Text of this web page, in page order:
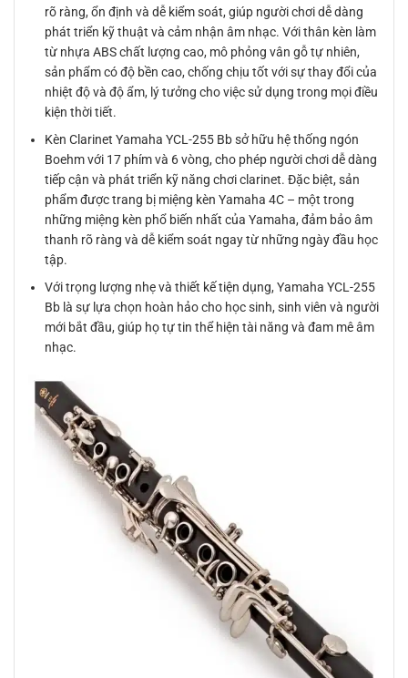
rõ ràng, ổn định và dễ kiểm soát, giúp người chơi dễ dàng
phát triển kỹ thuật và cảm nhận âm nhạc. Với thân kèn làm
từ nhựa ABS chất lượng cao, mô phỏng vân gỗ tự nhiên,
sản phẩm có độ bền cao, chống chịu tốt với sự thay đổi của
nhiệt độ và độ ẩm, lý tưởng cho việc sử dụng trong mọi điều
kiện thời tiết.
Kèn Clarinet Yamaha YCL-255 Bb sở hữu hệ thống ngón
Boehm với 17 phím và 6 vòng, cho phép người chơi dễ dàng
tiếp cận và phát triển kỹ năng chơi clarinet. Đặc biệt, sản
phẩm được trang bị miệng kèn Yamaha 4C – một trong
những miệng kèn phổ biến nhất của Yamaha, đảm bảo âm
thanh rõ ràng và dễ kiểm soát ngay từ những ngày đầu học
tập.
Với trọng lượng nhẹ và thiết kế tiện dụng, Yamaha YCL-255
Bb là sự lựa chọn hoàn hảo cho học sinh, sinh viên và người
mới bắt đầu, giúp họ tự tin thể hiện tài năng và đam mê âm
nhạc.